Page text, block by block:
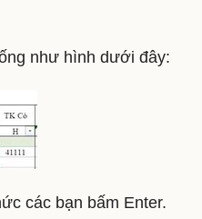
như hình dưới đây:
các bạn bấm Enter.